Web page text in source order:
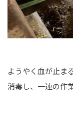
ようやく血が止ま
消毒し、一連の作